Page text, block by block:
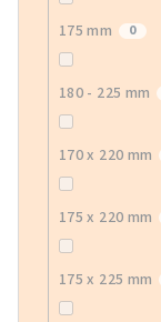
175 mm 0
180 - 225 mm
170 x 220 mm
175 x 220 mm
175 x 225 mm